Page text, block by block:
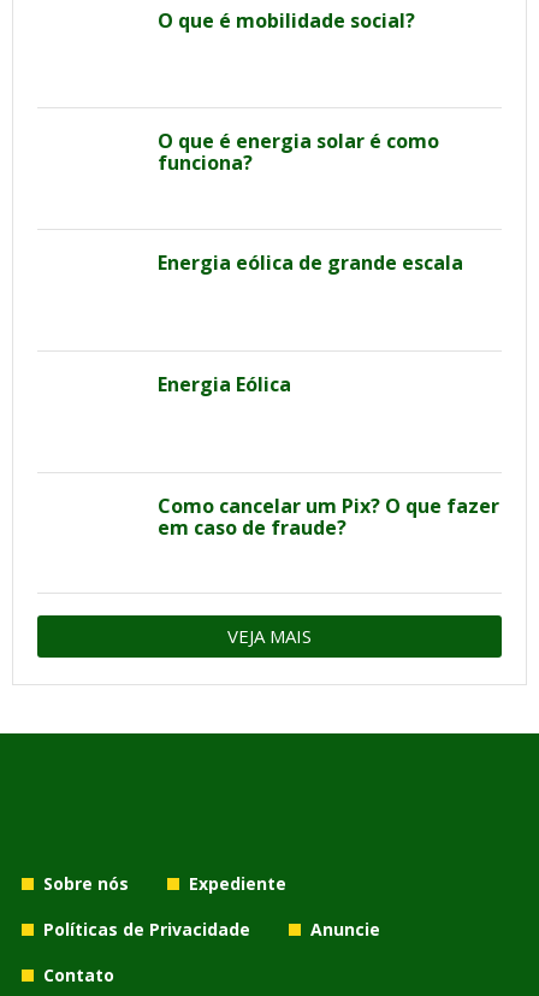
O que é mobilidade social?
O que é energia solar é como
funciona?
Energia eólica de grande escala
Energia Eólica
Como cancelar um Pix? O que fazer
em caso de fraude?
VEJA MAIS
Sobre nós
Expediente
Políticas de Privacidade
Anuncie
Contato